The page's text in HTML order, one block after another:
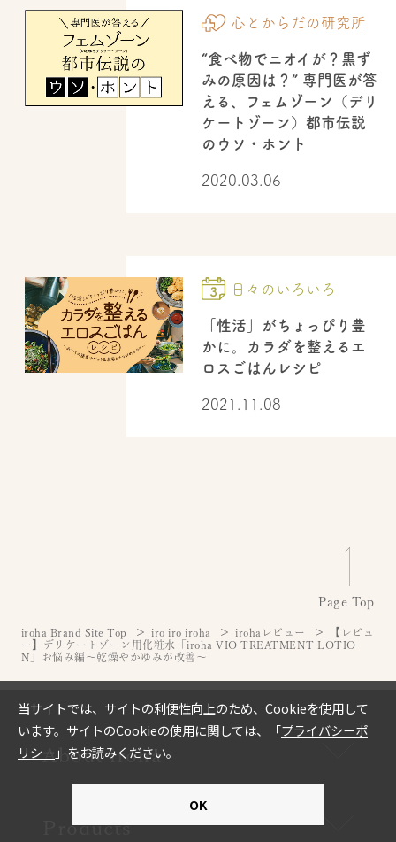
心とからだの研究所
“食べ物でニオイが？黒ず
みの原因は？” 専門医が答
える、フェムゾーン（デリ
ケートゾーン）都市伝説
のウソ・ホント
2020.03.06
日々のいろいろ
「性活」がちょっぴり豊
かに。カラダを整えるエ
ロスごはんレシピ
2021.11.08
Page Top
iroha Brand Site Top iro iro iroha irohaレビュー
【レビュ
ー】デリケートゾーン用化粧水「iroha VIO TREATMENT LOTIO
N」お悩み編～乾燥やかゆみが改善～
About iroha
Products